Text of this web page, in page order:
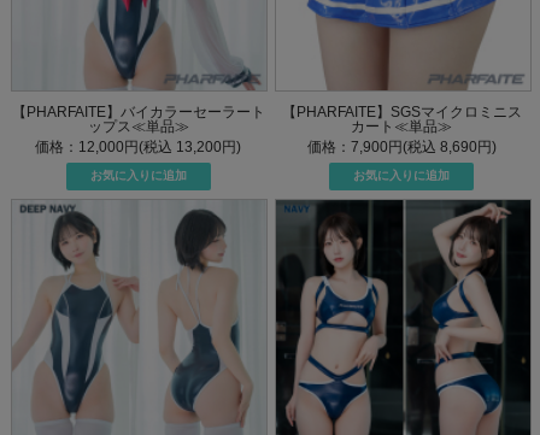
【PHARFAITE】バイカラーセーラート
ップス≪単品≫
価格：12,000円(税込 13,200円)
【PHARFAITE】SGSマイクロミニス
カート≪単品≫
価格：7,900円(税込 8,690円)